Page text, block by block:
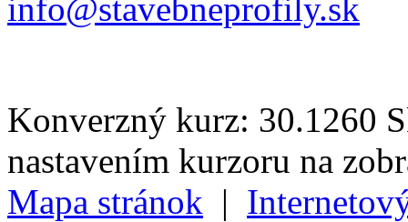
info@stavebneprofily.sk
Konverzný kurz: 30.1260
nastavením kurzoru na
Mapa stránok |